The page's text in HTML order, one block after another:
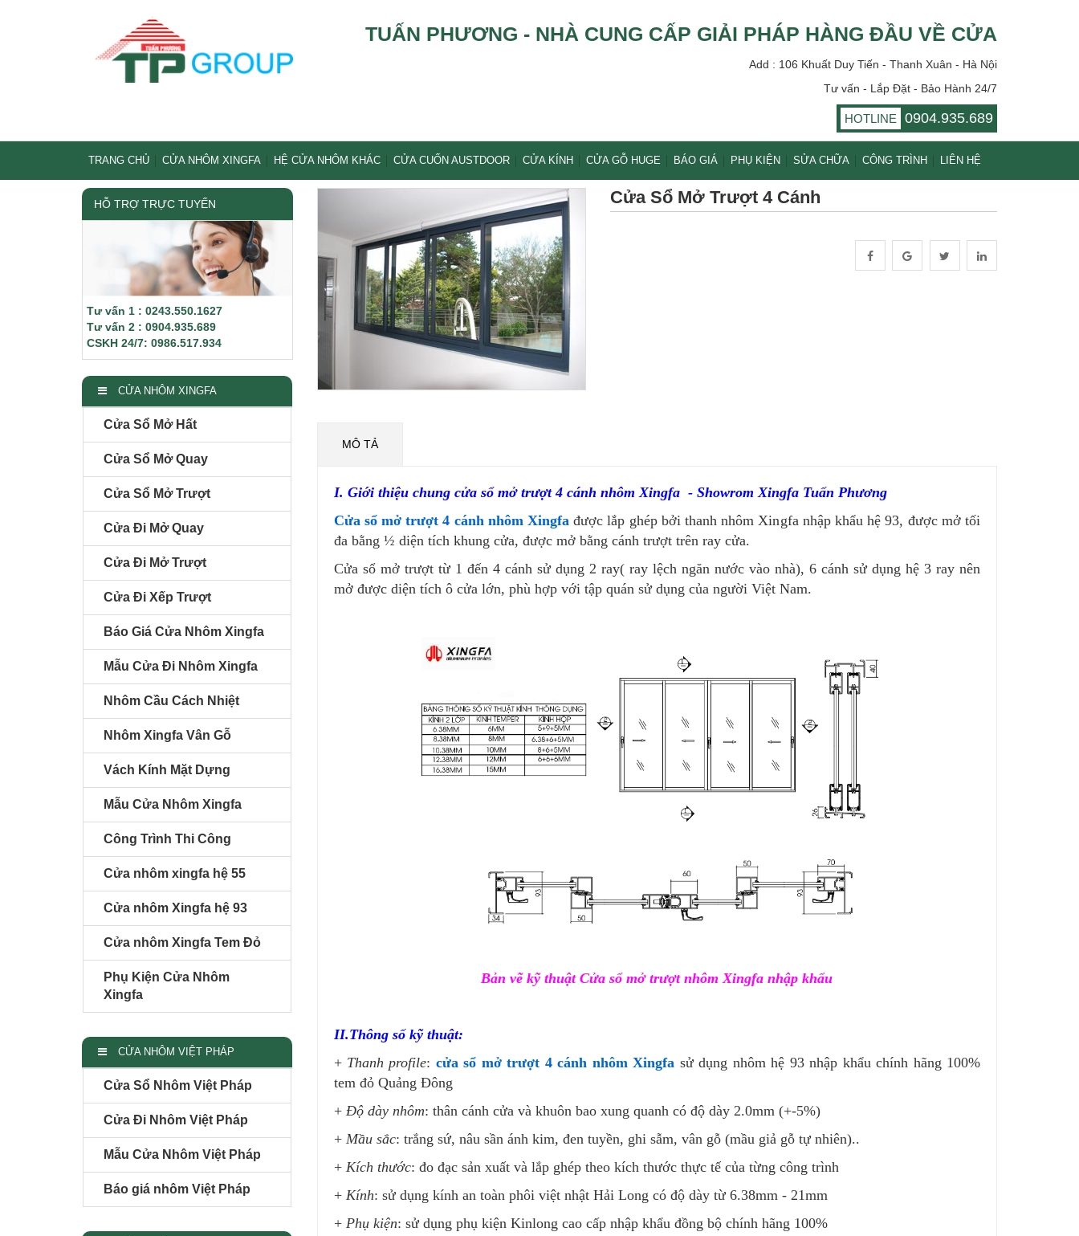
TUẤN PHƯƠNG - NHÀ CUNG CẤP GIẢI PHÁP HÀNG ĐẦU VỀ CỬA
Add : 106 Khuất Duy Tiến - Thanh Xuân - Hà Nội
Tư vấn - Lắp Đặt - Bảo Hành 24/7
HOTLINE 0904.935.689
TRANG CHỦ CỬA NHÔM XINGFA HỆ CỬA NHÔM KHÁC CỬA CUỐN AUSTDOOR CỬA KÍNH CỬA GỖ HUGE BÁO GIÁ PHỤ KIỆN SỬA CHỮA CÔNG TRÌNH LIÊN HỆ
HỖ TRỢ TRỰC TUYẾN
Tư vấn 1 : 0243.550.1627
Tư vấn 2 : 0904.935.689
CSKH 24/7: 0986.517.934
CỬA NHÔM XINGFA
Cửa Sổ Mở Hất
Cửa Sổ Mở Quay
Cửa Sổ Mở Trượt
Cửa Đi Mở Quay
Cửa Đi Mở Trượt
Cửa Đi Xếp Trượt
Báo Giá Cửa Nhôm Xingfa
Mẫu Cửa Đi Nhôm Xingfa
Nhôm Cầu Cách Nhiệt
Nhôm Xingfa Vân Gỗ
Vách Kính Mặt Dựng
Mẫu Cửa Nhôm Xingfa
Công Trình Thi Công
Cửa nhôm xingfa hệ 55
Cửa nhôm Xingfa hệ 93
Cửa nhôm Xingfa Tem Đỏ
Phụ Kiện Cửa Nhôm
Xingfa
CỬA NHÔM VIỆT PHÁP
Cửa Sổ Nhôm Việt Pháp
Cửa Đi Nhôm Việt Pháp
Mẫu Cửa Nhôm Việt Pháp
Báo giá nhôm Việt Pháp
Cửa Sổ Mở Trượt 4 Cánh
MÔ TẢ
I. Giới thiệu chung cửa sổ mở trượt 4 cánh nhôm Xingfa - Showrom Xingfa Tuấn Phương
Cửa sổ mở trượt 4 cánh nhôm Xingfa được lắp ghép bởi thanh nhôm Xingfa nhập khẩu hệ 93, được mở tối
đa bằng ½ diện tích khung cửa, được mở bằng cánh trượt trên ray cửa.
Cửa sổ mở trượt từ 1 đến 4 cánh sử dụng 2 ray( ray lệch ngăn nước vào nhà), 6 cánh sử dụng hệ 3 ray nên
mở được diện tích ô cửa lớn, phù hợp với tập quán sử dụng của người Việt Nam.
Bản vẽ kỹ thuật Cửa sổ mở trượt nhôm Xingfa nhập khẩu
II.Thông số kỹ thuật:
+ Thanh profile: cửa sổ mở trượt 4 cánh nhôm Xingfa sử dụng nhôm hệ 93 nhập khẩu chính hãng 100%
tem đỏ Quảng Đông
+ Độ dày nhôm: thân cánh cửa và khuôn bao xung quanh có độ dày 2.0mm (+-5%)
+ Mầu sắc: trắng sứ, nâu sần ánh kim, đen tuyền, ghi sẫm, vân gỗ (mầu giả gỗ tự nhiên)..
+ Kích thước: đo đạc sản xuất và lắp ghép theo kích thước thực tế của từng công trình
+ Kính: sử dụng kính an toàn phôi việt nhật Hải Long có độ dày từ 6.38mm - 21mm
+ Phụ kiện: sử dụng phụ kiện Kinlong cao cấp nhập khẩu đồng bộ chính hãng 100%